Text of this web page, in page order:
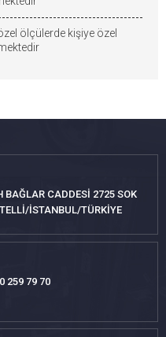
ölçülerde kişiye özel
CADDESİ 2725 SOK
İSTANBUL/TÜRKİYE
259 79 70